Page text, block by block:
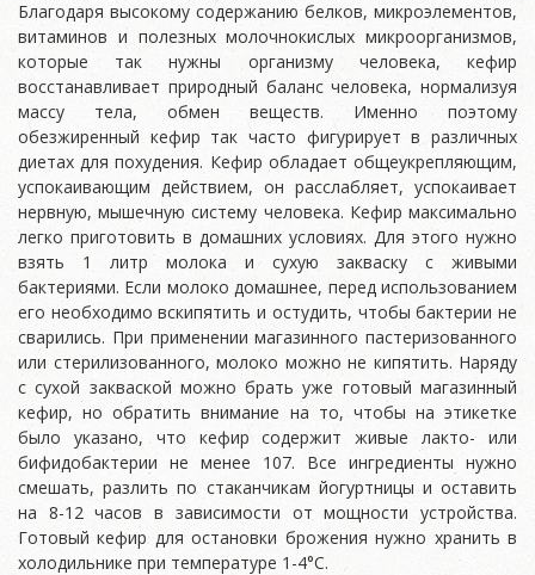
Благодаря высокому содержанию белков, микроэлементов,
витаминов и полезных молочнокислых микроорганизмов,
которые так нужны организму человека, кефир
восстанавливает природный баланс человека, нормализуя
массу тела, обмен веществ. Именно поэтому
обезжиренный кефир так часто фигурирует в различных
диетах для похудения. Кефир обладает общеукрепляющим,
успокаивающим действием, он расслабляет, успокаивает
нервную, мышечную систему человека. Кефир максимально
легко приготовить в домашних условиях. Для этого нужно
взять 1 литр молока и сухую закваску с живыми
бактериями. Если молоко домашнее, перед использованием
его необходимо вскипятить и остудить, чтобы бактерии не
сварились. При применении магазинного пастеризованного
или стерилизованного, молоко можно не кипятить. Наряду
с сухой закваской можно брать уже готовый магазинный
кефир, но обратить внимание на то, чтобы на этикетке
было указано, что кефир содержит живые лакто- или
бифидобактерии не менее 107. Все ингредиенты нужно
смешать, разлить по стаканчикам йогуртницы и оставить
на 8-12 часов в зависимости от мощности устройства.
Готовый кефир для остановки брожения нужно хранить в
холодильнике при температуре 1-4°С.